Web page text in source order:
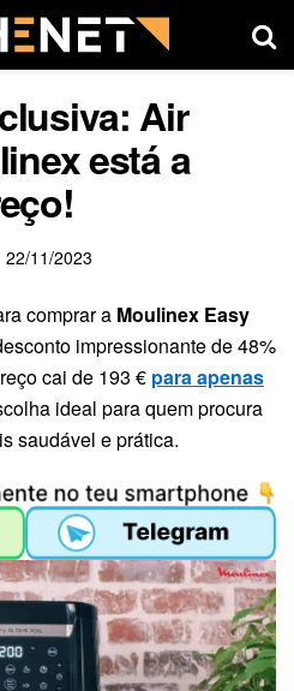
Air
está a
22/11/2023
comprar a Moulinex Easy
impressionante de 48%
cai de 193 € para apenas
ideal para quem procura
saudável e prática.